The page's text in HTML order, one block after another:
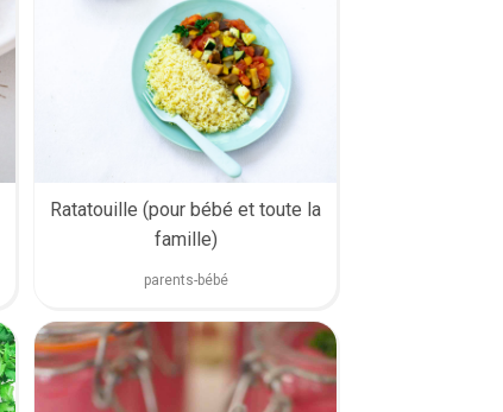
Ratatouille (pour bébé et toute la
famille)
parents-bébé